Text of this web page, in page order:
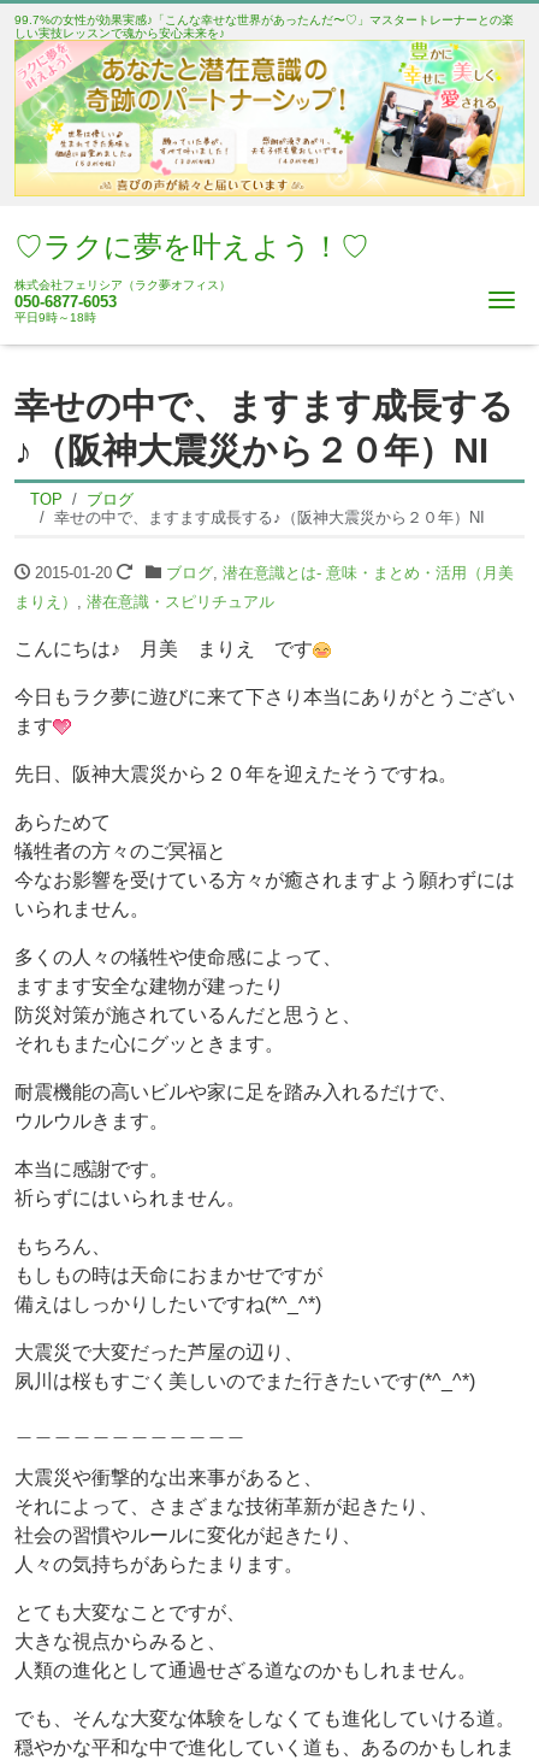
99.7%の女性が効果実感♪「こんな幸せな世界があったんだ〜♡」マスタートレーナーとの楽
しい実技レッスンで魂から安心未来を♪
♡ラクに夢を叶えよう！♡
株式会社フェリシア（ラク夢オフィス）
050-6877-6053
平日9時～18時
幸せの中で、ますます成長する
♪（阪神大震災から２０年）NI
TOP
ブログ
幸せの中で、ますます成長する♪（阪神大震災から２０年）NI
2015-01-20 ブログ, 潜在意識とは- 意味・まとめ・活用（月美
まりえ）
潜在意識・スピリチュアル
こんにちは♪ 月美 まりえ です
今日もラク夢に遊びに来て下さり本当にありがとうござい
ます
先日、阪神大震災から２０年を迎えたそうですね。
あらためて
犠牲者の方々のご冥福と
今なお影響を受けている方々が癒されますよう願わずには
いられません。
多くの人々の犠牲や使命感によって、
ますます安全な建物が建ったり
防災対策が施されているんだと思うと、
それもまた心にグッときます。
耐震機能の高いビルや家に足を踏み入れるだけで、
ウルウルきます。
本当に感謝です。
祈らずにはいられません。
もちろん、
もしもの時は天命におまかせですが
備えはしっかりしたいですね(*^_^*)
大震災で大変だった芦屋の辺り、
夙川は桜もすごく美しいのでまた行きたいです(*^_^*)
大震災や衝撃的な出来事があると、
それによって、さまざまな技術革新が起きたり、
社会の習慣やルールに変化が起きたり、
人々の気持ちがあらたまります。
とても大変なことですが、
大きな視点からみると、
人類の進化として通過せざる道なのかもしれません。
でも、そんな大変な体験をしなくても進化していける道。
穏やかな平和な中で進化していく道も、あるのかもしれま